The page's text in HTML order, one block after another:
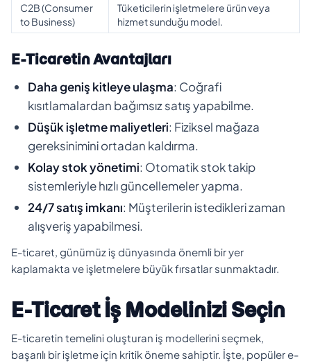
C2B (Consumer
to Business)
Tüketicilerin işletmelere ürün veya
hizmet sunduğu model.
E-Ticaretin Avantajları
Daha geniş kitleye ulaşma: Coğrafi
kısıtlamalardan bağımsız satış yapabilme.
Düşük işletme maliyetleri: Fiziksel mağaza
gereksinimini ortadan kaldırma.
Kolay stok yönetimi: Otomatik stok takip
sistemleriyle hızlı güncellemeler yapma.
24/7 satış imkanı: Müşterilerin istedikleri zaman
alışveriş yapabilmesi.
E-ticaret, günümüz iş dünyasında önemli bir yer
kaplamakta ve işletmelere büyük fırsatlar sunmaktadır.
E-Ticaret İş Modelinizi Seçin
E-ticaretin temelini oluşturan iş modellerini seçmek,
başarılı bir işletme için kritik öneme sahiptir. İşte, popüler e-